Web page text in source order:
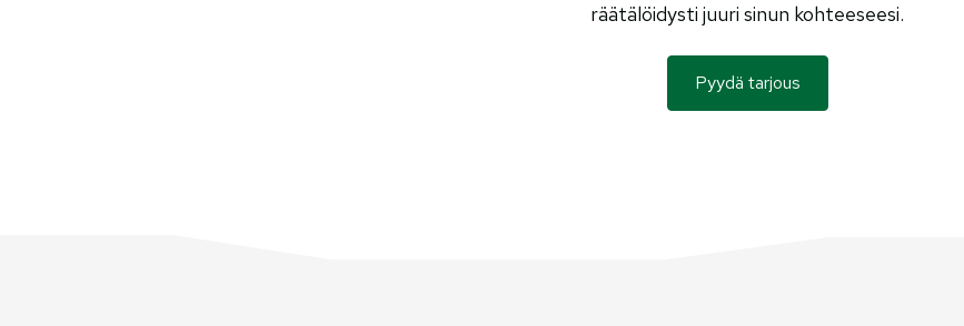
räätälöidysti juuri sinun kohteeseesi.
Pyydä tarjous